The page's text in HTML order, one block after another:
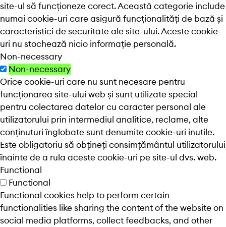
site-ul să funcționeze corect. Această categorie include
numai cookie-uri care asigură funcționalități de bază și
caracteristici de securitate ale site-ului. Aceste cookie-
uri nu stochează nicio informație personală.
Non-necessary
Non-necessary
Orice cookie-uri care nu sunt necesare pentru
funcționarea site-ului web și sunt utilizate special
pentru colectarea datelor cu caracter personal ale
utilizatorului prin intermediul analitice, reclame, alte
conținuturi înglobate sunt denumite cookie-uri inutile.
Este obligatoriu să obțineți consimțământul utilizatorului
înainte de a rula aceste cookie-uri pe site-ul dvs. web.
Functional
Functional
Functional cookies help to perform certain
functionalities like sharing the content of the website on
social media platforms, collect feedbacks, and other